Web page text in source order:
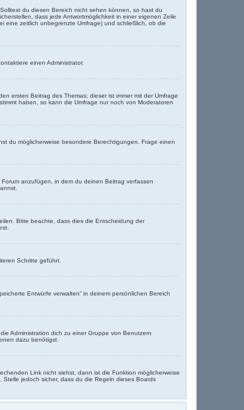
du diesen Bereich nicht sehen können, so hast du
dass jede Antwortmöglichkeit in einer eigenen Zeile
eine zeitlich unbegrenzte Umfrage) und schließlich, ob die
einen Administrator.
ersten Beitrag des Themas; dieser ist immer mit der Umfrage
haben, so kann die Umfrage nur noch von Moderatoren
du möglicherweise besondere Berechtigungen. Frage einen
anzufügen, in dem du deinen Beitrag verfassen
Bitte beachte, dass dies die Entscheidung der
Schritte geführt.
Entwürfe verwalten“ in deinem persönlichen Bereich
Administration dich zu einer Gruppe von Benutzern
dazu benötigst.
Link nicht siehst, dann ist die Funktion möglicherweise
jedoch sicher, dass du die Regeln dieses Boards